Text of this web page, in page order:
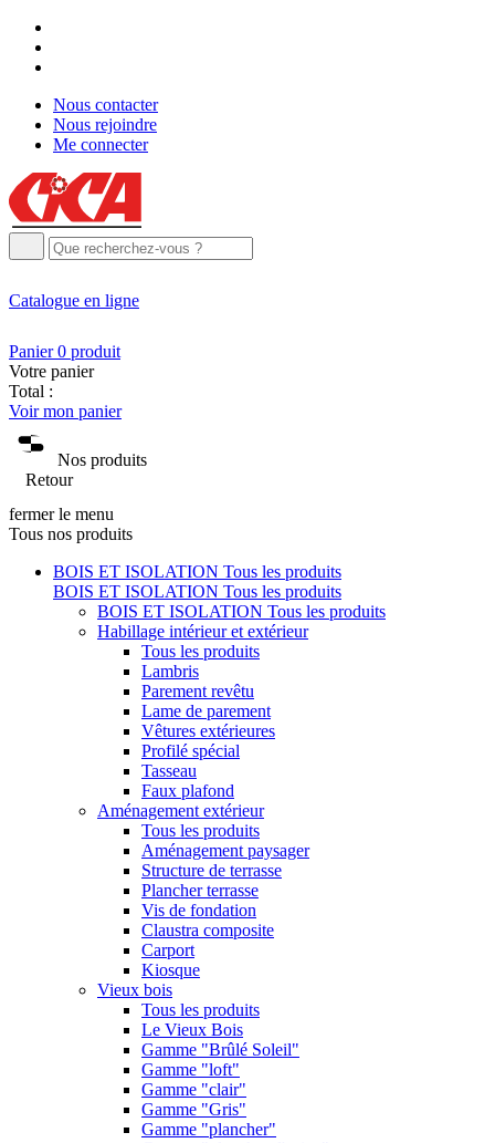
Nous contacter
Nous rejoindre
Me connecter
Catalogue en ligne
Panier 0 produit
Votre panier
Total :
Voir mon panier
Nos produits
Retour
fermer le menu
Tous nos produits
BOIS ET ISOLATION Tous les produits
BOIS ET ISOLATION Tous les produits
BOIS ET ISOLATION Tous les produits
Habillage intérieur et extérieur
Tous les produits
Lambris
Parement revêtu
Lame de parement
Vêtures extérieures
Profilé spécial
Tasseau
Faux plafond
Aménagement extérieur
Tous les produits
Aménagement paysager
Structure de terrasse
Plancher terrasse
Vis de fondation
Claustra composite
Carport
Kiosque
Vieux bois
Tous les produits
Le Vieux Bois
Gamme "Brûlé Soleil"
Gamme "loft"
Gamme "clair"
Gamme "Gris"
Gamme "plancher"